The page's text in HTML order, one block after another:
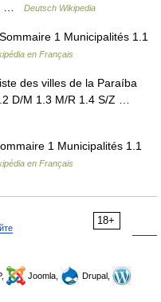
…
Deutsch Wikipedia
1 Municipalités 1.1
en Français
des villes de la Paraíba
D/M 1.3 M/R 1.4 S/Z …
1 Municipalités 1.1
en Français
18+
Joomla,
Drupal,